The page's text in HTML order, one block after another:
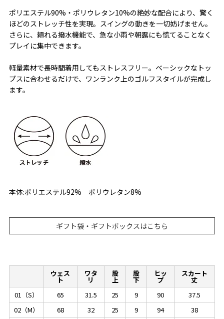
ポリエステル90%・ポリウレタン10%の絶妙な配合により、驚く
ほどのストレッチ性を実現。スイングの動きを一切妨げません。
さらに、頼れる撥水機能で、急な小雨や朝露にも慌てることなく
プレイに集中できます。
軽量素材で長時間着用してもストレスフリー。ベーシックなトッ
プスに合わせるだけで、ワンランク上のゴルフスタイルが完成し
ます。
本体:ポリエステル92% ポリウレタン8%
ギフト袋・ギフトボックスはこちら
ウェス
ト
ワタ
リ
股
上
股
下
ヒッ
プ
スカート
丈
01（S）
65 31.5 25 9 90
37.5
02（M）
68 32 25 9 94
38